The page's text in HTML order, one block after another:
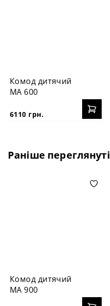
Комод дитячий
MA 600
6110 грн.
Раніше переглянуті
Комод дитячий
MA 900